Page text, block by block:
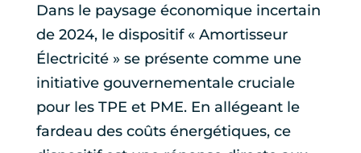
Dans le paysage économique incertain
de 2024, le dispositif « Amortisseur
Électricité » se présente comme une
initiative gouvernementale cruciale
pour les TPE et PME. En allégeant le
fardeau des coûts énergétiques, ce